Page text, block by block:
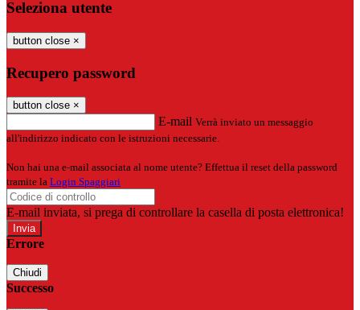
Seleziona utente
button close ×
Recupero password
button close ×
E-mail Verrà inviato un messaggio
all'indirizzo indicato con le istruzioni necessarie.
Non hai una e-mail associata al nome utente? Effettua il reset della password
tramite la Login Spaggiari
E-mail inviata, si prega di controllare la casella di posta elettronica!
Errore
Chiudi
Successo